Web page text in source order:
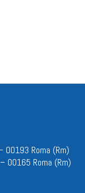
00193 Roma (Rm)
00165 Roma (Rm)